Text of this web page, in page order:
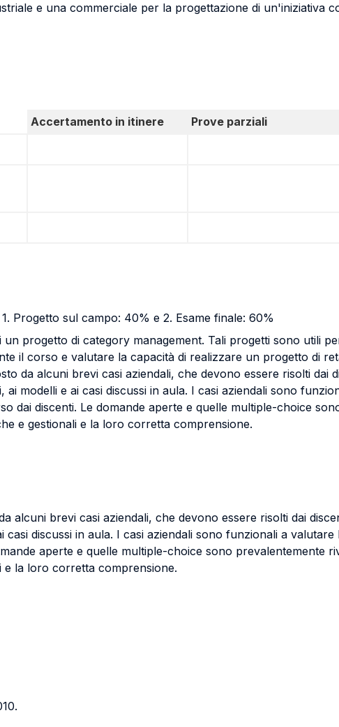
e una commerciale per la progettazione di un'iniziativa
Accertamento in itinere Prove parziali
Progetto sul campo: 40% e 2. Esame finale: 60%
progetto di category management. Tali progetti sono utili
il corso e valutare la capacità di realizzare un progetto di
da alcuni brevi casi aziendali, che devono essere risolti dai
modelli e ai casi discussi in aula. I casi aziendali sono
dai discenti. Le domande aperte e quelle multiple-choice
e gestionali e la loro corretta comprensione.
alcuni brevi casi aziendali, che devono essere risolti dai
discussi in aula. I casi aziendali sono funzionali a
aperte e quelle multiple-choice sono prevalentemente
e la loro corretta comprensione.